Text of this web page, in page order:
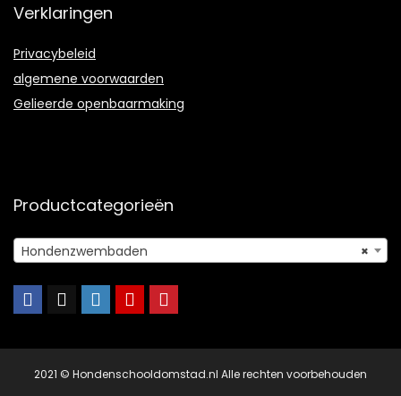
Verklaringen
Privacybeleid
algemene voorwaarden
Gelieerde openbaarmaking
Productcategorieën
×
Hondenzwembaden
2021 © Hondenschooldomstad.nl Alle rechten voorbehouden